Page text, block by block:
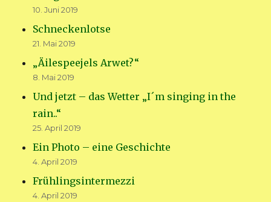
10. Juni 2019
Schneckenlotse
21. Mai 2019
„Äilespeejels Arwet?“
8. Mai 2019
Und jetzt – das Wetter „I´m singing in the
rain..“
25. April 2019
Ein Photo – eine Geschichte
4. April 2019
Frühlingsintermezzi
4. April 2019